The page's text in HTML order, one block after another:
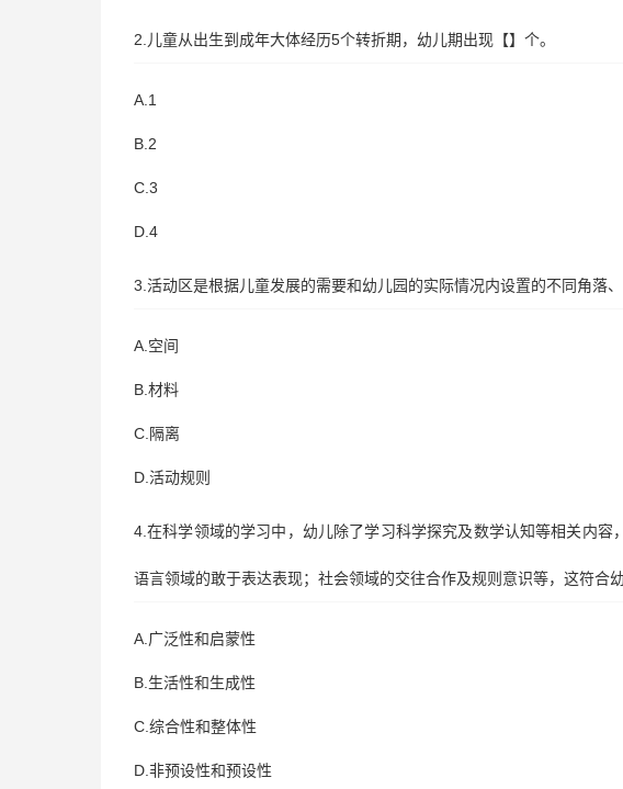
2.儿童从出生到成年大体经历5个转折期，幼儿期出现【】个。
A.1
B.2
C.3
D.4
3.活动区是根据儿童发展的需要和幼儿园的实际情况内设置的不同角落
A.空间
B.材料
C.隔离
D.活动规则
4.在科学领域的学习中，幼儿除了学习科学探究及数学认知等相关内容
语言领域的敢于表达表现；社会领域的交往合作及规则意识等，这符合
A.广泛性和启蒙性
B.生活性和生成性
C.综合性和整体性
D.非预设性和预设性